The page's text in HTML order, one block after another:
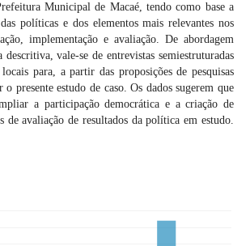
Municipal de Macaé, tendo como base a
políticas e dos elementos mais relevantes nos
implementação e avaliação. De abordagem
vale-se de entrevistas semiestruturadas
para, a partir das proposições de pesquisas
o presente estudo de caso. Os dados sugerem que
a participação democrática e a criação de
de avaliação de resultados da política em estudo.